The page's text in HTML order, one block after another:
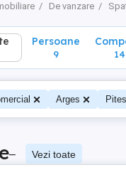
De vanzare
Persoane
9 14
Arges
– Vezi toate